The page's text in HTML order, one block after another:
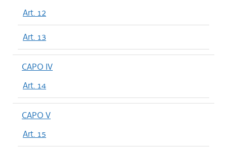
Art. 12
Art. 13
CAPO IV
Art. 14
CAPO V
Art. 15